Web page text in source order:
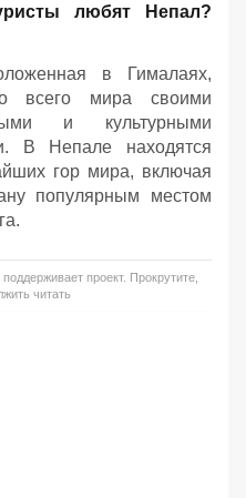
любят Непал?
в Гималаях,
всего мира своими
и культурными
В Непале находятся
гор мира, включая
популярным местом
проект. Прокрутите,
читать